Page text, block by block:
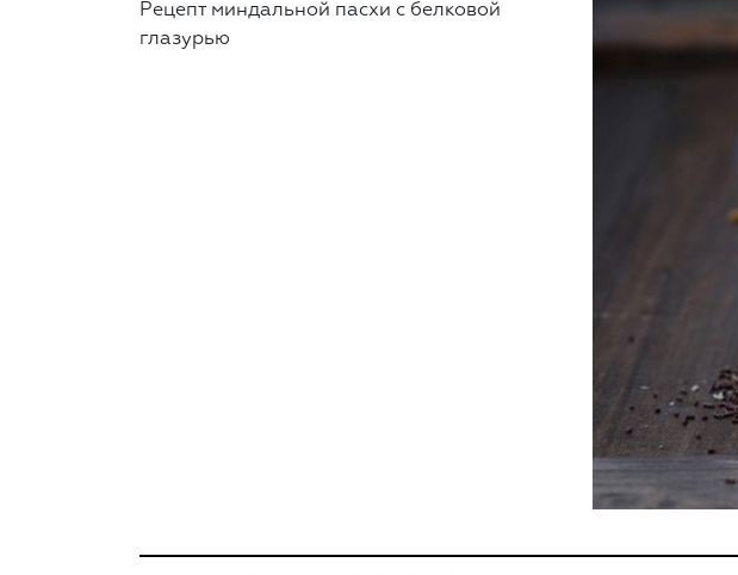
Рецепт миндальной пасхи с белковой
глазурью